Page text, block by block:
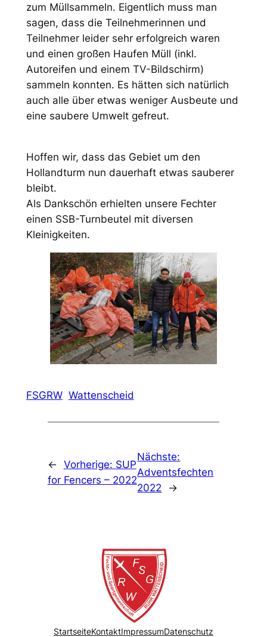
zum Müllsammeln. Eigentlich muss man
sagen, dass die Teilnehmerinnen und
Teilnehmer leider sehr erfolgreich waren
und einen großen Haufen Müll (inkl.
Autoreifen und einem TV-Bildschirm)
sammeln konnten. Es hätten sich natürlich
auch alle über etwas weniger Ausbeute und
eine saubere Umwelt gefreut.
Hoffen wir, dass das Gebiet um den
Hollandturm nun dauerhaft etwas sauberer
bleibt.
Als Dankschön erhielten unsere Fechter
einen SSB-Turnbeutel mit diversen
Kleinigkeiten.
FSGRW Wattenscheid
← Vorherige: SUP
for Fencers – 2022
Nächste:
Adventsfechten
2022
→
StartseiteKontaktImpressumDatenschutz